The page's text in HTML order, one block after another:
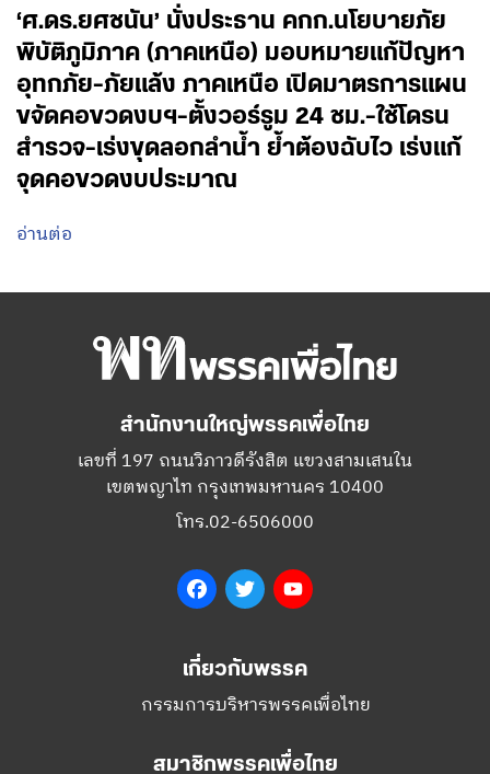
‘ศ.ดร.ยศชนัน’ นั่งประธาน คกก.นโยบายภัย
พิบัติภูมิภาค (ภาคเหนือ) มอบหมายแก้ปัญหา
อุทกภัย-ภัยแล้ง ภาคเหนือ เปิดมาตรการแผน
ขจัดคอขวดงบฯ-ตั้งวอร์รูม 24 ชม.-ใช้โดรน
สำรวจ-เร่งขุดลอกลำน้ำ ย้ำต้องฉับไว เร่งแก้
จุดคอขวดงบประมาณ
อ่านต่อ
สำนักงานใหญ่พรรคเพื่อไทย
เลขที่ 197 ถนนวิภาวดีรังสิต แขวงสามเสนใน
เขตพญาไท กรุงเทพมหานคร 10400
โทร.02-6506000
FacebookTwitter
เกี่ยวกับพรรค
กรรมการบริหารพรรคเพื่อไทย
สมาชิกพรรคเพื่อไทย